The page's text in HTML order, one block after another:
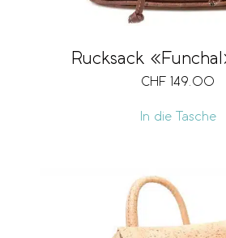
Rucksack
CHF 149.00
In die Tasche